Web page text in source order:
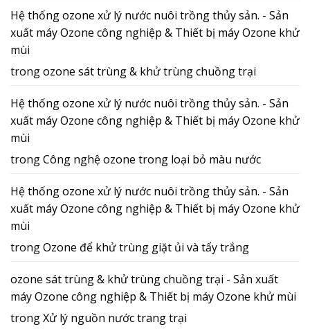
Hệ thống ozone xử lý nước nuôi trồng thủy sản. - Sản
xuất máy Ozone công nghiệp & Thiết bị máy Ozone khử
mùi
trongozone sát trùng & khử trùng chuồng trại
Hệ thống ozone xử lý nước nuôi trồng thủy sản. - Sản
xuất máy Ozone công nghiệp & Thiết bị máy Ozone khử
mùi
trongCông nghệ ozone trong loại bỏ màu nước
Hệ thống ozone xử lý nước nuôi trồng thủy sản. - Sản
xuất máy Ozone công nghiệp & Thiết bị máy Ozone khử
mùi
trongOzone để khử trùng giặt ủi và tẩy trắng
ozone sát trùng & khử trùng chuồng trại - Sản xuất
máy Ozone công nghiệp & Thiết bị máy Ozone khử mùi
trongXử lý nguồn nước trang trại